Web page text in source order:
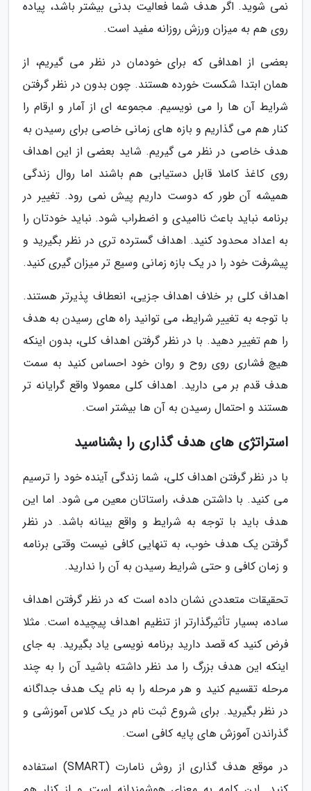
نمی شوید. اگر هدف شما فعالیت بدنی بیشتر باشد، پیاده
روی هم به میزان ورزش روزانه مفید است.
بعضی از اهدافی که برای خودمان در نظر می گیریم، از
همان ابتدا شکست خورده هستند. چون بدون در نظر گرفتن
شرایط آن ها را می نویسیم. مجموعه ای از آمار و ارقام را
کنار هم می گذاریم و بازه های زمانی خاصی برای رسیدن به
هدف خاصی در نظر می گیریم. شاید بعضی از این اهداف
روی کاغذ کاملا قابل دستیابی هم باشند اما روال زندگی
همیشه آن طور که دوست داریم پیش نمی رود. تغییر در
برنامه نباید باعث ناامیدی و اضطراب شود. نباید خودتان را
به اعداد محدود کنید. اهداف گسترده تری در نظر بگیرید و
پیشرفت خود را در یک بازه زمانی وسیع تر میزان گیری کنید.
اهداف کلی بر خلاف اهداف جزیی، انعطاف پذیرتر هستند.
با توجه به تغییر شرایط، می توانید راه های رسیدن به هدف
را هم تغییر دهید. با در نظر گرفتن اهداف کلی، بدون اینکه
هیچ فشاری روی روح و روان خود احساس کنید به سمت
هدف قدم بر می دارید. اهداف کلی معمولا واقع گرایانه تر
هستند و احتمال رسیدن به آن ها بیشتر است.
استراتژی های هدف گذاری را بشناسید
با در نظر گرفتن اهداف کلی، شما زندگی آینده خود را ترسیم
می کنید. با داشتن هدف، راستاتان معین می شود. اما این
هدف باید با توجه به شرایط و واقع بینانه باشد. در نظر
گرفتن یک هدف خوب، به تنهایی کافی نیست وقتی برنامه
و زمان کافی و حتی شرایط رسیدن به آن را ندارید.
تحقیقات متعددی نشان داده است که در نظر گرفتن اهداف
ساده، بسیار تأثیرگذارتر از تنظیم اهداف پیچیده است. مثلا
فرض کنید که قصد دارید برنامه نویسی یاد بگیرید. به جای
اینکه این هدف بزرگ را مد نظر داشته باشید آن را به چند
مرحله تقسیم کنید و هر مرحله را به نام یک هدف جداگانه
در نظر بگیرید. برای شروع ثبت نام در یک کلاس آموزشی و
گذراندن آموزش های پایه کافی است.
در موقع هدف گذاری از روش نامارت (SMART) استفاده